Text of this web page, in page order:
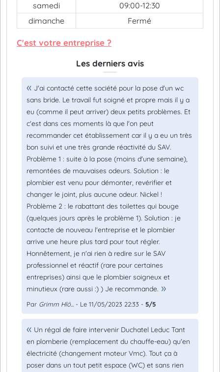
samedi
09:00-12:30
dimanche
Fermé
C'est votre entreprise ?
Les derniers avis
J'ai contacté cette société pour la pose d'un wc
sans bride. Le travail fut soigné et propre mais il y a
eu (comme il peut arriver) deux petits problèmes. Et
c'est dans ces moments là que l'on peut
recommander cet établissement car il y a eu un très
bon suivi et une très grande réactivité du SAV.
Problème 1 : suite à la pose (moins d'une semaine),
remontées de mauvaises odeurs. Solution : le
plombier est venu pour démonter, revérifier et
changer le joint, plus aucune odeur. Nickel !
Problème 2 : le rabattant des toilettes qui bouge
(quelques jours après le problème 1). Solution : je
contacte de nouveau l'entreprise et le plombier
arrive une heure plus tard pour tout régler.
Honnêtement, je n'ai rien à redire sur le SAV
professionnel et réactif (rare pour certaines
entreprises) ainsi que le plombier soigneux et
minutieux (rare aussi :) ) Je recommande.
Par Grimm Hlö... - Le 11/05/2023 22:33 - 5/5
Un régal de faire intervenir Duchatel Leduc Tant
en plomberie (remplacement du chauffe-eau) qu'en
électricité (changement moteur Vmc). Tout ça à
poser dans un tout petit espace (WC) et sans rien